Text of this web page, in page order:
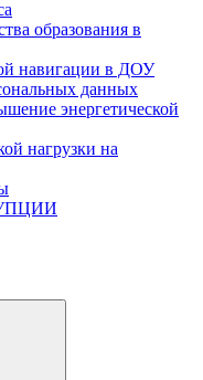
образования в
навигации в ДОУ
данных
энергетической
нагрузки на